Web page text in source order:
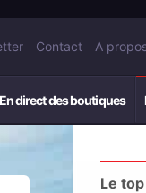
Contact A
En direct des boutiques
Le